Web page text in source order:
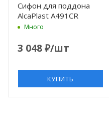
Сифон для поддона
AlcaPlast A491CR
Много
3 048₽/шт
КУПИТЬ